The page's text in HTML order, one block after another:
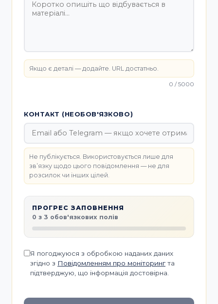
Якщо є деталі — додайте. URL достатньо.
0 / 5000
КОНТАКТ (НЕОБОВ'ЯЗКОВО)
Не публікується. Використовується лише для
звʼязку щодо цього повідомлення — не для
розсилок чи інших цілей.
ПРОГРЕС ЗАПОВНЕННЯ
0 з 3 обов'язкових полів
Я погоджуюся з обробкою наданих даних
згідно з Повідомленням про моніторинг та
підтверджую, що інформація достовірна.